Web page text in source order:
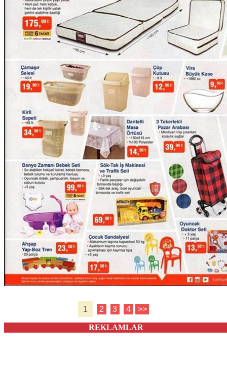
1 2 3 4 >>
REKLAMLAR